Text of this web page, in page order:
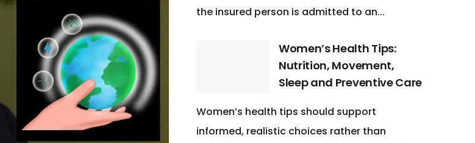
the insured person is admitted to an...
Women’s Health Tips:
Nutrition, Movement,
Sleep and Preventive Care
Women’s health tips should support
informed, realistic choices rather than